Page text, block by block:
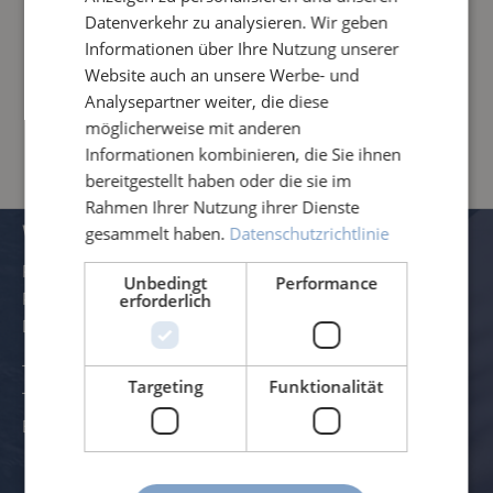
Rufen sie uns an oder mailen Sie uns für weitere
Informationen, Ersatzeile oder andere Anliegen.
info@roessle.ag
+49 (0) 8342 – 70 59 5 – 0
VERWALTUNG UND KONTAKTDATEN
Rössle AG
Pater-Hartmann-Straße 23
D-87616 Marktoberdorf
Telefon:+49 (0) 8342 - 70 59 5-0
Telefax:
+49 (0) 8342 - 70 59 5-70
E-Mail:
info@roessle.ag
Zum Kontaktformular
Datenverkehr zu analysieren. Wir geben
Informationen über Ihre Nutzung unserer
Website auch an unsere Werbe- und
Analysepartner weiter, die diese
möglicherweise mit anderen
Informationen kombinieren, die Sie ihnen
bereitgestellt haben oder die sie im
Rahmen Ihrer Nutzung ihrer Dienste
gesammelt haben. Datenschutzrichtlinie
Unbedingt
erforderlich
Performance
Targeting Funktionalität